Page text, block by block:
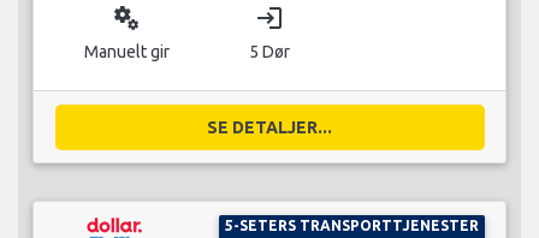
miscellaneous_services
Manuelt gir
login
5 Dør
SE DETALJER...
5-SETERS TRANSPORTTJENESTER